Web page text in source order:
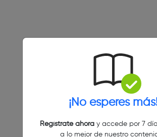
¡No esperes
Regístrate ahoray accede por 7
a lo mejor de nuestro